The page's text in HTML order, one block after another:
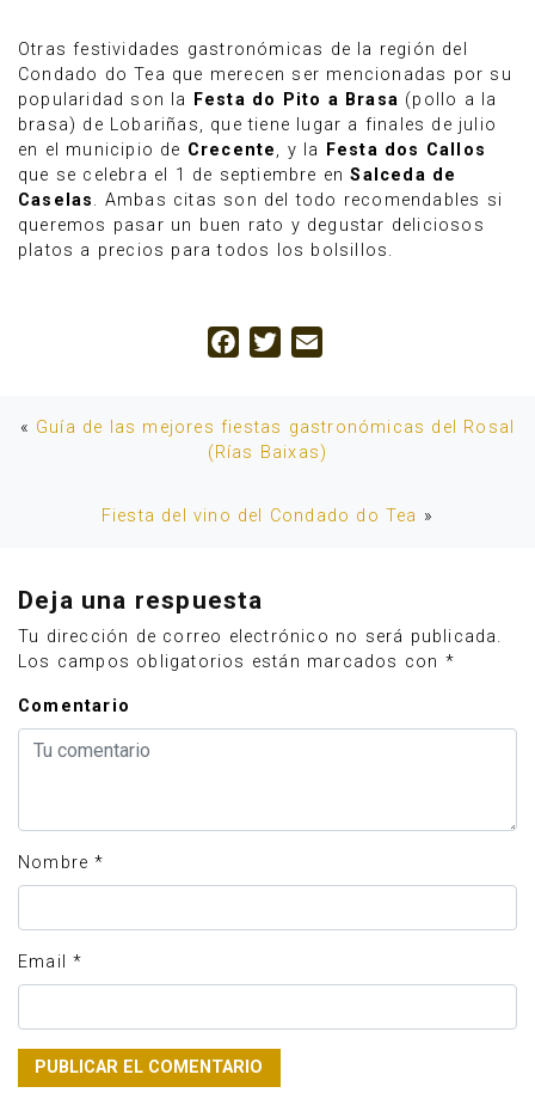
Otras festividades gastronómicas de la región del
Condado do Tea que merecen ser mencionadas por su
popularidad son la
Festa do Pito a Brasa (pollo a la
brasa) de Lobariñas, que tiene lugar a finales de julio
en el municipio de Crecente, y la
Festa dos Callos
que se celebra el 1 de septiembre enSalceda de
Caselas. Ambas citas son del todo recomendables si
queremos pasar un buen rato y degustar deliciosos
platos a precios para todos los bolsillos.
Facebook
Twitter
« Guía de las mejores fiestas gastronómicas del Rosal
(Rías Baixas)
Fiesta del vino del Condado do Tea »
Deja una respuesta
Tu dirección de correo electrónico no será publicada.
Los campos obligatorios están marcados con *
Comentario
Nombre *
Email *